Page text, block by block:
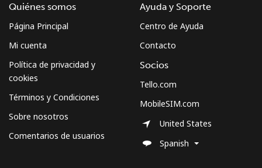
Quiénes somos
Página Principal
Mi cuenta
Política de privacidad y
cookies
Términos y Condiciones
Sobre nosotros
Comentarios de usuarios
Ayuda y Soporte
Centro de Ayuda
Contacto
Socios
Tello.com
MobileSIM.com
United States
Spanish